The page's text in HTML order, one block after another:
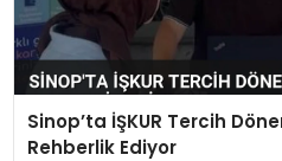
Sinop’ta İŞKUR Tercih
Rehberlik Ediyor